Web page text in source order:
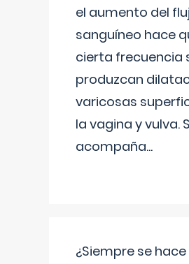
el aumento del
sanguíneo hace
cierta frecuencia
produzcan
varicosas
la vagina y vulva.
acompaña...
¿Siempre se hace